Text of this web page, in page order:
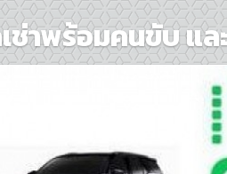
ช่าพร้อมคนขับ แล